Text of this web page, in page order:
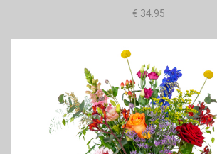
€ 34.95